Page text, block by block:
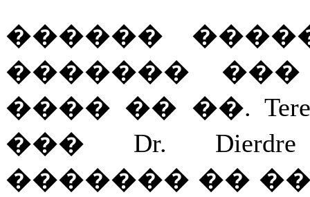
������
������� ���
���� �� ��. Teresa
��� Dr.
������� ��